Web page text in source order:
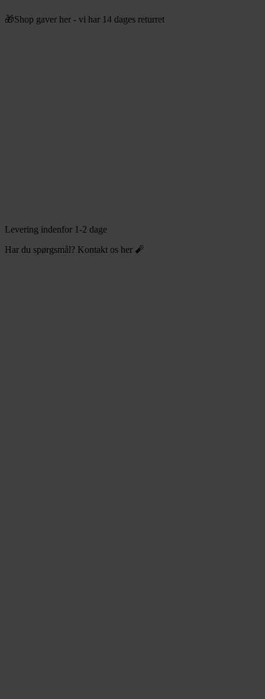
til
🎁Shop gaver her - vi har 14 dages returret
Levering indenfor 1-2 dage
Har du spørgsmål? Kontakt os her 🧨